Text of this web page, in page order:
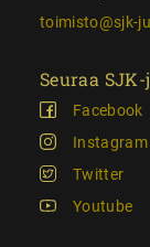
toimisto@sjk-
Seuraa
Facebook
Instagram
Twitter
Youtube